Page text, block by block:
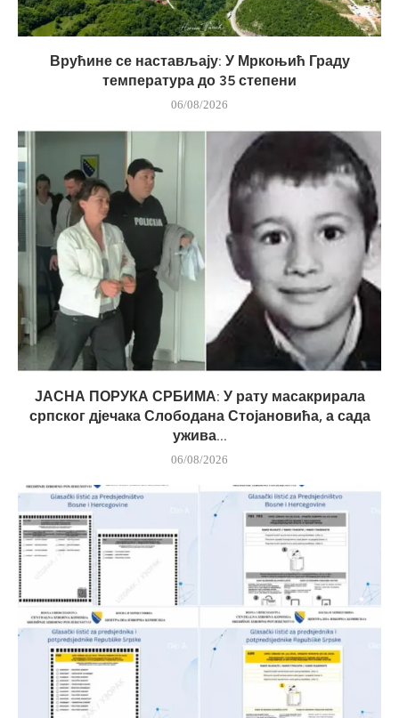
Врућине се настављају: У Мркоњић Граду
температура до 35 степени
06/08/2026
ЈАСНА ПОРУКА СРБИМА: У рату масакрирала
српског дјечака Слободана Стојановића, а сада
ужива...
06/08/2026